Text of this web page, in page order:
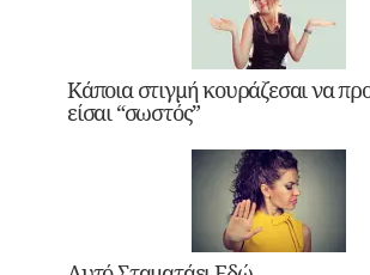
Κάποια στιγμή κουράζεσαι να
είσαι “σωστός”